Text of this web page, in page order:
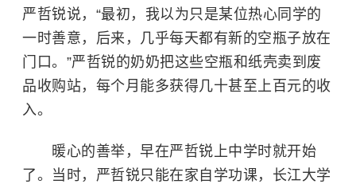
严哲锐说，“最初，我以为只是某位热心同学的
一时善意，后来，几乎每天都有新的空瓶子放在
门口。”严哲锐的奶奶把这些空瓶和纸壳卖到废
品收购站，每个月能多获得几十甚至上百元的收
入。
暖心的善举，早在严哲锐上中学时就开始
了。当时，严哲锐只能在家自学功课，长江大学